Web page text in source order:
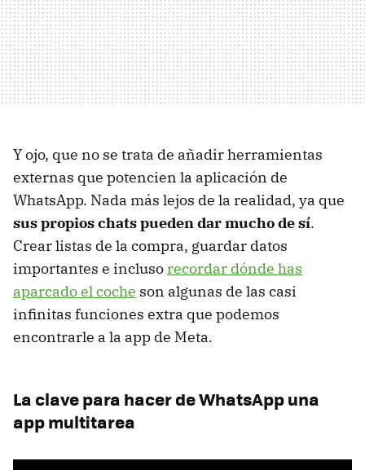
Y ojo, que no se trata de añadir herramientas
externas que potencien la aplicación de
WhatsApp. Nada más lejos de la realidad, ya que
sus propios chats pueden dar mucho de sí.
Crear listas de la compra, guardar datos
importantes e incluso recordar dónde has
aparcado el coche son algunas de las casi
infinitas funciones extra que podemos
encontrarle a la app de Meta.
La clave para hacer de WhatsApp una
app multitarea